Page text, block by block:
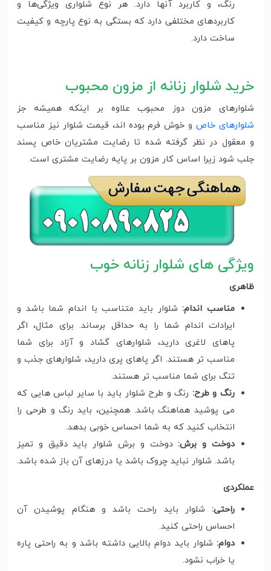
رنگ، و کاربرد آنها دارد. هر نوع شلواری ویژگی‌ها و
کاربردهای مختلفی دارد که بستگی به نوع پارچه و کیفیت
ساخت دارد.
خرید شلوار زنانه از مزون محبوب
شلوارهای مزون دوز محبوب علاوه بر اینکه همیشه جز
شلوارهای خاصو خوش فرم بوده اند، قیمت شلوار نیز مناسب
و معقول در نظر گرفته شده تا رضایت مشتریان خاص پسند
جلب شود زیرا اساس کار مزون بر پایه رضایت مشتری است.
ویژگی های شلوار زنانه خوب
ظاهری
مناسب اندام: شلوار باید متناسب با اندام شما باشد و
ایرادات اندام شما را به حداقل برساند. برای مثال، اگر
پاهای لاغری دارید، شلوارهای گشاد و آزاد برای شما
مناسب تر هستند. اگر پاهای پری دارید، شلوارهای جذب و
تنگ برای شما مناسب تر هستند.
رنگ و طرح: رنگ و طرح شلوار باید با سایر لباس هایی که
می پوشید هماهنگ باشد. همچنین، باید رنگ و طرحی را
انتخاب کنید که به شما احساس خوبی بدهد.
دوخت و برش: دوخت و برش شلوار باید دقیق و تمیز
باشد. شلوار نباید چروک باشد یا درزهای آن باز شده باشد.
عملکردی
راحتی: شلوار باید راحت باشد و هنگام پوشیدن آن
احساس راحتی کنید.
دوام: شلوار باید دوام بالایی داشته باشد و به راحتی پاره
یا خراب نشود.